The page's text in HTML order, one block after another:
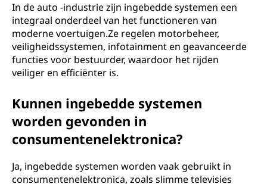
In de auto -industrie zijn ingebedde systemen een
integraal onderdeel van het functioneren van
moderne voertuigen.Ze regelen motorbeheer,
veiligheidssystemen, infotainment en geavanceerde
functies voor bestuurder, waardoor het rijden
veiliger en efficiënter is.
Kunnen ingebedde systemen
worden gevonden in
consumentenelektronica?
Ja, ingebedde systemen worden vaak gebruikt in
consumentenelektronica, zoals slimme televisies